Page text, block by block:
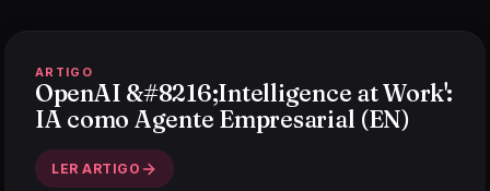
ARTIGO
OpenAI &#8216;Intelligence at Work':
IA como Agente Empresarial (EN)
LER ARTIGO